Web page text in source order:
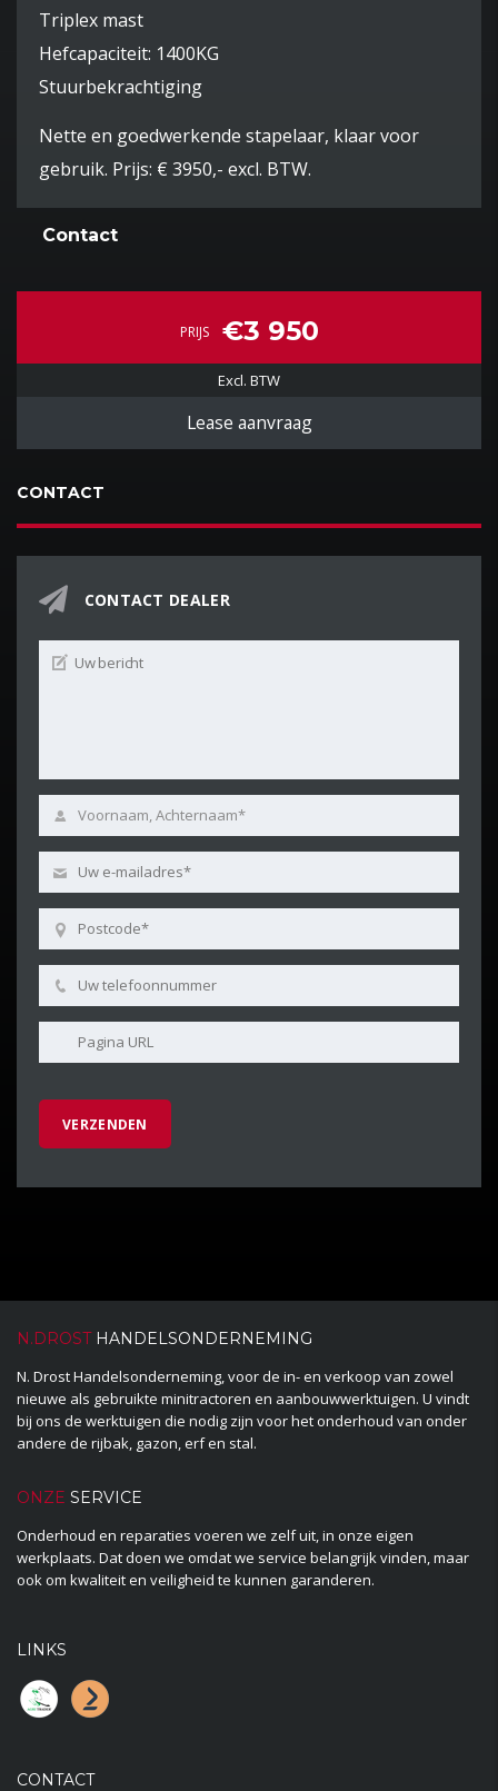
Triplex mast
Hefcapaciteit: 1400KG
Stuurbekrachtiging
Nette en goedwerkende stapelaar, klaar voor
gebruik. Prijs: € 3950,- excl. BTW.
Contact
PRIJS €3 950
Excl. BTW
Lease aanvraag
CONTACT
CONTACT DEALER
N.DROSTHANDELSONDERNEMING
N. Drost Handelsonderneming, voor de in- en verkoop van zowel
nieuwe als gebruikte minitractoren en aanbouwwerktuigen. U vindt
bij ons de werktuigen die nodig zijn voor het onderhoud van onder
andere de rijbak, gazon, erf en stal.
ONZE SERVICE
Onderhoud en reparaties voeren we zelf uit, in onze eigen
werkplaats. Dat doen we omdat we service belangrijk vinden, maar
ook om kwaliteit en veiligheid te kunnen garanderen.
LINKS
CONTACT